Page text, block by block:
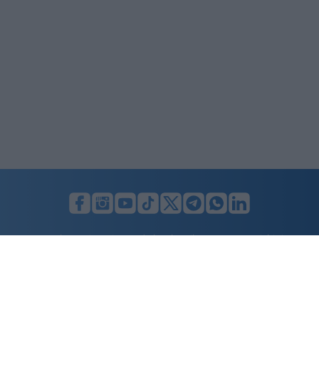
LUNIFIN S.r.l. a socio unico. Sede legale Milano, Largo F. Richini, 2/A,